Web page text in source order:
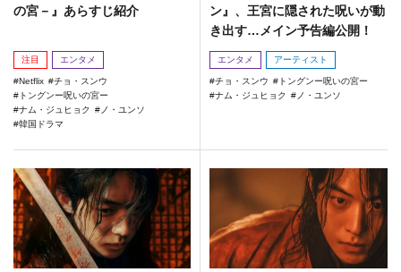
の宮－』あらすじ紹介
注目 エンタメ
Netflix
チョ・スンウ
トングンー呪いの宮ー
ナム・ジュヒョク
ノ・ユンソ
韓国ドラマ
ン』、王宮に隠された呪いが動
き出す…メイン予告編公開！
エンタメ アーティスト
チョ・スンウ
トングンー呪いの宮ー
ナム・ジュヒョク
ノ・ユンソ